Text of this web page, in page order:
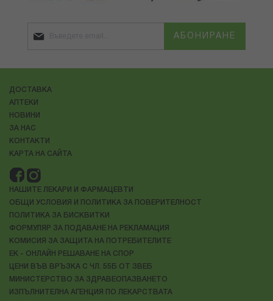
АБОНИРАНЕ
ДОСТАВКА
АПТЕКИ
НОВИНИ
ЗА НАС
КОНТАКТИ
КАРТА НА САЙТА
НАШИТЕ ЛЕКАРИ И ФАРМАЦЕВТИ
ОБЩИ УСЛОВИЯ И ПОЛИТИКА ЗА ПОВЕРИТЕЛНОСТ
ПОЛИТИКА ЗА БИСКВИТКИ
ФОРМУЛЯР ЗА ПОДАВАНЕ НА РЕКЛАМАЦИЯ
КОМИСИЯ ЗА ЗАЩИТА НА ПОТРЕБИТЕЛИТЕ
ЕК - ОНЛАЙН РЕШАВАНЕ НА СПОР
ЦЕНИ ВЪВ ВРЪЗКА С ЧЛ. 55Б ОТ ЗВЕБ
МИНИСТЕРСТВО ЗА ЗДРАВЕОПАЗВАНЕТО
ИЗПЪЛНИТЕЛНА АГЕНЦИЯ ПО ЛЕКАРСТВАТА